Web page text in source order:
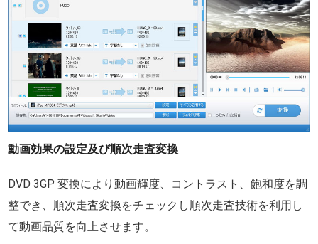
動画効果の設定及び順次走査変換
DVD 3GP 変換により動画輝度、コントラスト、飽和度を調
整でき、順次走査変換をチェックし順次走査技術を利用し
て動画品質を向上させます。